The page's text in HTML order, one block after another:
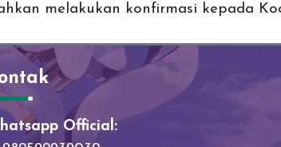
melakukan konfirmasi kepada
Official: